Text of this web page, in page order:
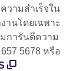
ามสำเร็จใน
านโดยเฉพาะ
การันตีความ
5678 หรือ